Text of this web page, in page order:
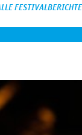
FESTIVALBERICHTE